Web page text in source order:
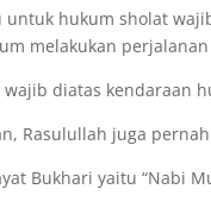
hukum sholat
melakukan
wajib diatas kendaraan
Rasulullah juga
Bukhari yaitu “Nabi